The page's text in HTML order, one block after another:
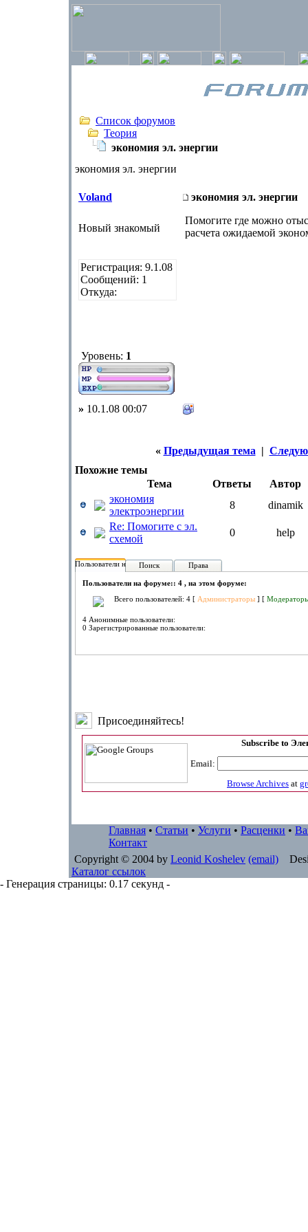
Список форумов
Теория
экономия эл. энергии
экономия эл. энергии
Voland экономия эл. энергии
Новый знакомый
Регистрация: 9.1.08
Сообщений: 1
Откуда:
Уровень: 1
Помогите где можно
расчета ожидаемой
» 10.1.08 00:07
« Предыдущая тема |
Похожие темы
Тема
Ответы
Автор
экономия
электроэнергии
8
dinamik
Re: Помогите с эл.
схемой
0 help
Пользователи на форуме:
Поиск Права
Пользователи на форуме:: 4 , на этом форуме:
Всего пользователей: 4 [ Администраторы ] [
4 Анонимные пользователи:
0 Зарегистрированные пользователи:
Присоединяйтесь!
Subscribe to
Email:
Browse Archives at
Главная • Статьи • Услуги • Расценки •
Контакт
Copyright © 2004 by Leonid Koshelev (email)
Каталог ссылок
- Генерация страницы: 0.17 секунд -